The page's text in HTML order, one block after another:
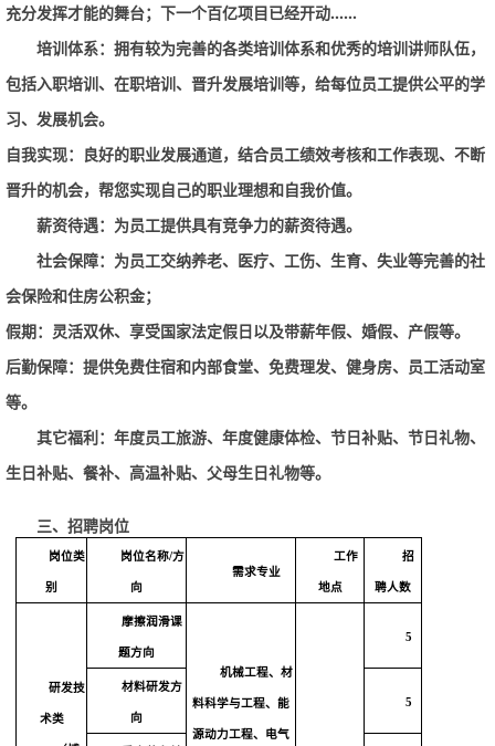
充分发挥才能的舞台；下一个百亿项目已经开动……
培训体系： 拥有较为完善的各类培训体系和优秀的培训讲师队伍，
包括入职培训、在职培训、晋升发展培训等，给每位员工提供公平的学
习、发展机会。
自我实现： 良好的职业发展通道，结合员工绩效考核和工作表现、不断
晋升的机会，帮您实现自己的职业理想和自我价值。
薪资待遇： 为员工提供具有竞争力的薪资待遇。
社会保障： 为员工交纳养老、医疗、工伤、生育、失业等完善的社
会保险和住房公积金；
假期： 灵活双休、享受国家法定假日以及带薪年假、婚假、产假等。
后勤保障： 提供免费住宿和内部食堂、免费理发、健身房、员工活动室
等。
其它福利： 年度员工旅游、年度健康体检、节日补贴、节日礼物、
生日补贴、餐补、高温补贴、父母生日礼物等。
三、招聘岗位
岗位类
别
岗位名称/方
向
需求专业
工作
地点
招
聘人数
研发技
术类
摩擦润滑课
题方向
机械工程、材
料科学与工程、能
源动力工程、电气
5
材料研发方
向
5